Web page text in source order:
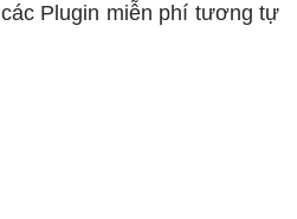
Plugin miễn phí tương tự